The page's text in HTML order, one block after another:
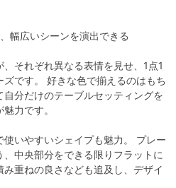
幅広いシーンを演出できる
それぞれ異なる表情を見せ、1点1
です。 好きな色で揃えるのはもち
分だけのテーブルセッティングを
力です。
いやすいシェイプも魅力。 プレー
、中央部分をできる限りフラットに
重ねの良さなども追及し、デザイ